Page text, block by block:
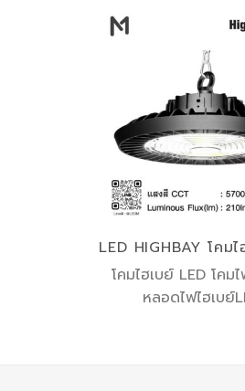
LED HIGHBAY โคม
โคมไฮเบย์ LED โคม
หลอดไฟไฮเบย์